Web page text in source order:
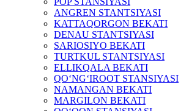
ANGREN STANTSIYASI
KATTAQORGON BEKATI
DENAU STANTSIYASI
SARIOSIYO BEKATI
TURTKUL STANTSIYASI
ELLIKQALA BEKATI
QO‘NG‘IROOT STANSIYASI
NAMANGAN BEKATI
MARGILON BEKATI